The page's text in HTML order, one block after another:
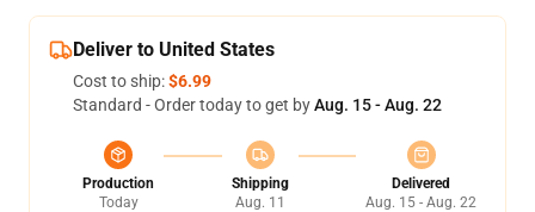
Deliver to United States
Cost to ship:$6.99
Standard - Order today to get byAug. 15 - Aug. 22
Production
Today
Shipping
Aug. 11
Delivered
Aug. 15 - Aug. 22